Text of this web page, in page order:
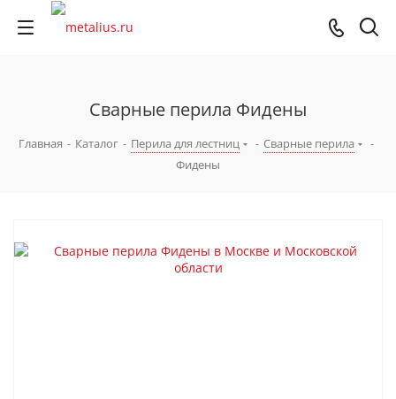
Сварные перила Фидены
Главная - Каталог - Перила для лестниц - Сварные перила
-
Фидены